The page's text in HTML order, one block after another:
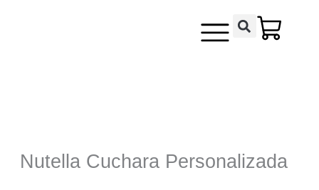
Nutella Cuchara Personalizada